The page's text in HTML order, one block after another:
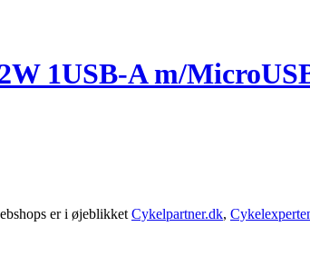
1USB-A m/
er i øjeblikket Cykelpartner.dk,